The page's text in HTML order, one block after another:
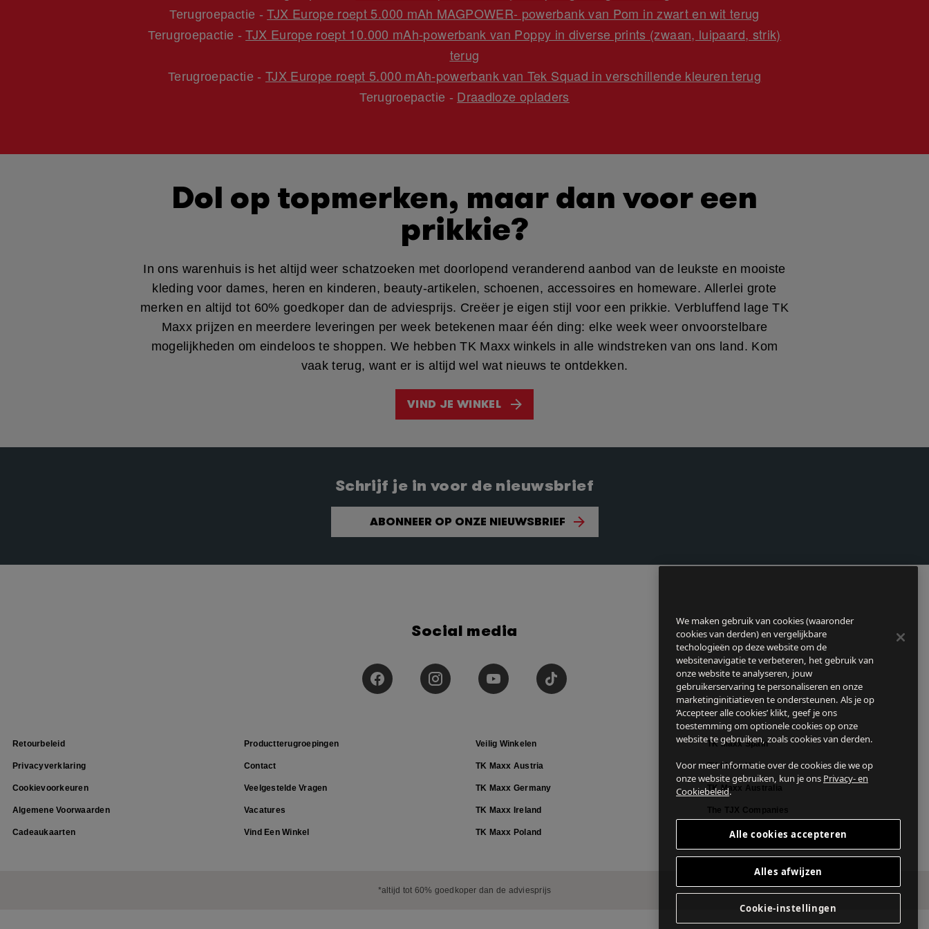
Terugroepactie -TJX Europe roept 5.000 mAh MAGPOWER- powerbank van Pom in zwart en wit terug
Terugroepactie -TJX Europe roept 10.000 mAh-powerbank van Poppy in diverse prints (zwaan, luipaard, strik)
terug
Terugroepactie - TJX Europe roept 5.000 mAh-powerbank van Tek Squad in verschillende kleuren terug
Terugroepactie - Draadloze opladers
Dol op topmerken, maar dan voor een
prikkie?
In ons warenhuis is het altijd weer schatzoeken met doorlopend veranderend aanbod van de leukste en mooiste
kleding voor dames, heren en kinderen, beauty-artikelen, schoenen, accessoires en homeware. Allerlei grote
merken en altijd tot 60% goedkoper dan de adviesprijs. Creëer je eigen stijl voor een prikkie. Verbluffend lage TK
Maxx prijzen en meerdere leveringen per week betekenen maar één ding: elke week weer onvoorstelbare
mogelijkheden om eindeloos te shoppen. We hebben TK Maxx winkels in alle windstreken van ons land. Kom
vaak terug, want er is altijd wel wat nieuws te ontdekken.
VIND JE WINKEL
Schrijf je in voor de nieuwsbrief
Social media
Footer
Retourbeleid
Privacyverklaring
Cookievoorkeuren
Algemene Voorwaarden
Cadeaukaarten
Productterugroepingen
Contact
Veelgestelde Vragen
Vacatures
Vind Een Winkel
Veilig Winkelen
TK Maxx Austria
TK Maxx Germany
TK Maxx Ireland
TK Maxx Poland
TK Maxx Spain
TK Maxx UK
TK Maxx Australia
The TJX Companies
Sitemap
*altijd tot 60% goedkoper dan de adviesprijs
We maken gebruik van cookies (waaronder
cookies van derden) en vergelijkbare
techologieën op deze website om de
websitenavigatie te verbeteren, het gebruik van
onze website te analyseren, jouw
gebruikerservaring te personaliseren en onze
marketinginitiatieven te ondersteunen. Als je op
‘Accepteer alle cookies’ klikt, geef je ons
toestemming om optionele cookies op onze
website te gebruiken, zoals cookies van derden.
Voor meer informatie over de cookies die we op
onze website gebruiken, kun je ons Privacy- en
Cookiebeleid.
Alle cookies accepteren
Alles afwijzen
Cookie-instellingen